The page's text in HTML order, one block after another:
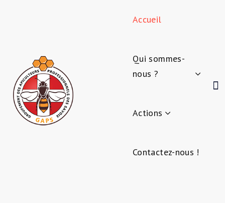
Accueil
Qui sommes-
nous ?
Actions
Contactez-nous !